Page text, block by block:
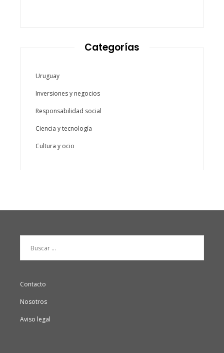
Categorías
Uruguay
Inversiones y negocios
Responsabilidad social
Ciencia y tecnología
Cultura y ocio
Contacto
Nosotros
Aviso legal